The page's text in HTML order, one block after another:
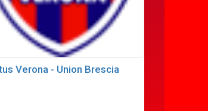
Verona - Union Brescia